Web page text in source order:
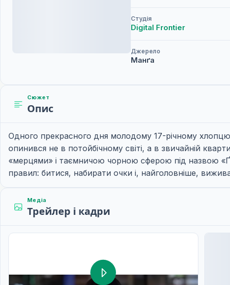
Студія
Digital Frontier
Джерело
Манґа
Сюжет
Опис
Одного прекрасного дня молодому 17-річному
опинився не в потойбічному світі, а в звичайній
«мерцями» і таємничою чорною сферою під назвою
правил: битися, набирати очки і, найголовніше,
Медіа
Трейлер і кадри